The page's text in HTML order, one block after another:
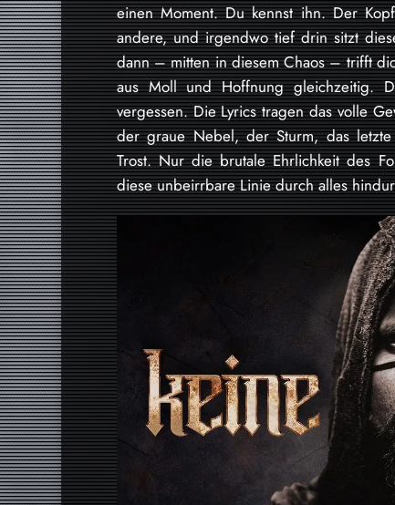
einen Moment. Du kennst ihn. Der
andere, und irgendwo tief drin sitzt
dann – mitten in diesem Chaos – trifft
aus Moll und Hoffnung gleichzeitig.
vergessen. Die Lyrics tragen das volle
der graue Nebel, der Sturm, das letzte
Trost. Nur die brutale Ehrlichkeit des
diese unbeirrbare Linie durch alles